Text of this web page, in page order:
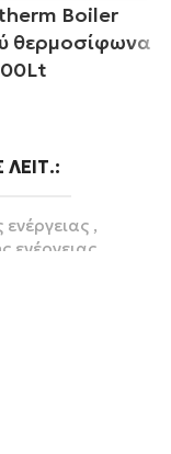
Boiler
θερμοσίφωνα
ενέργειας ,
ενέργειας